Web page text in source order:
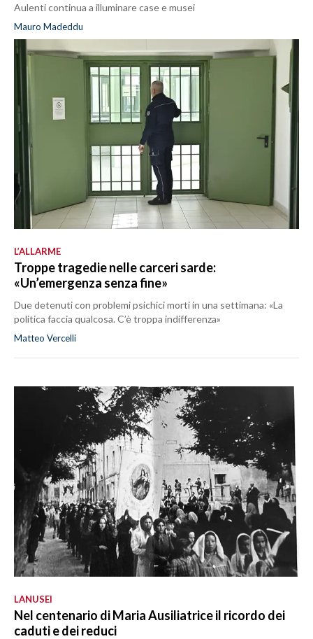
Aulenti continua a illuminare case e musei
Mauro Madeddu
L’ALLARME
Troppe tragedie nelle carceri sarde:
«Un’emergenza senza fine»
Due detenuti con problemi psichici morti in una settimana: «La
politica faccia qualcosa. C’è troppa indifferenza»
Matteo Vercelli
LANUSEI
Nel centenario di Maria Ausiliatrice il ricordo dei
caduti e dei reduci